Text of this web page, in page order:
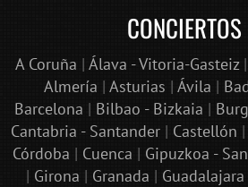
A Coruña | Álava - Vitoria-Gasteiz|
Almería | Asturias | Ávila |
Barcelona | Bilbao - Bizkaia |
Cantabria - Santander| Castellón |
Córdoba | Cuenca | Gipuzkoa -
| Girona | Granada | Guadalajara